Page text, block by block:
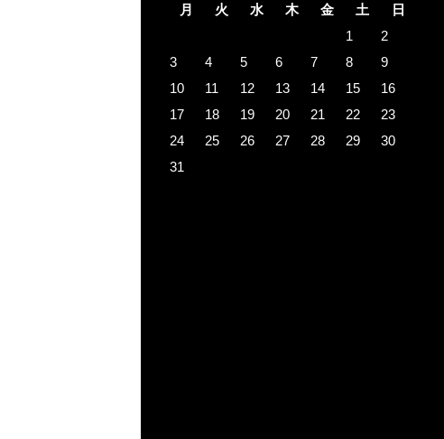
月
火 水 木 金 土
日
1
2
3
4 5 6 7 8
9
10
11 12 13 14 15
16
17
18 19 20 21 22
23
24
25 26 27 28 29
30
31